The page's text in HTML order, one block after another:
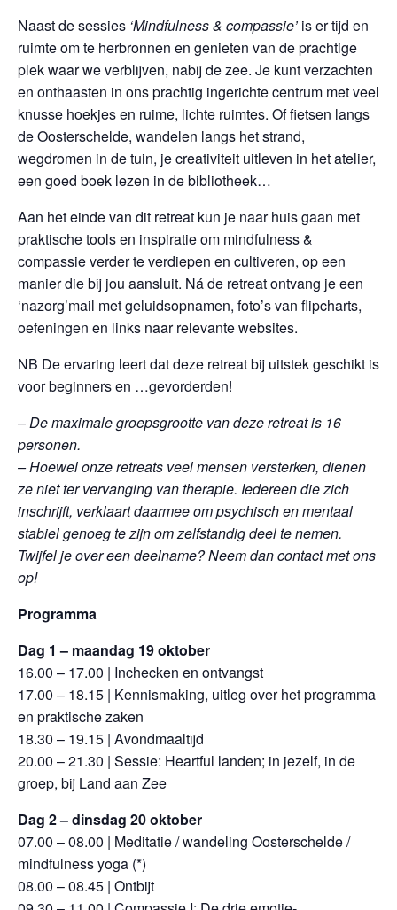
Naast de sessies ‘Mindfulness & compassie’ is er tijd en
ruimte om te herbronnen en genieten van de prachtige
plek waar we verblijven, nabij de zee. Je kunt verzachten
en onthaasten in ons prachtig ingerichte centrum met veel
knusse hoekjes en ruime, lichte ruimtes. Of fietsen langs
de Oosterschelde, wandelen langs het strand,
wegdromen in de tuin, je creativiteit uitleven in het atelier,
een goed boek lezen in de bibliotheek…
Aan het einde van dit retreat kun je naar huis gaan met
praktische tools en inspiratie om mindfulness &
compassie verder te verdiepen en cultiveren, op een
manier die bij jou aansluit. Ná de retreat ontvang je een
‘nazorg’mail met geluidsopnamen, foto’s van flipcharts,
oefeningen en links naar relevante websites.
NB De ervaring leert dat deze retreat bij uitstek geschikt is
voor beginners en …gevorderden!
– De maximale groepsgrootte van deze retreat is 16
personen.
– Hoewel onze retreats veel mensen versterken, dienen
ze niet ter vervanging van therapie. Iedereen die zich
inschrijft, verklaart daarmee om psychisch en mentaal
stabiel genoeg te zijn om zelfstandig deel te nemen.
Twijfel je over een deelname? Neem dan contact met ons
op!
Programma
Dag 1 – maandag 19 oktober
16.00 – 17.00 | Inchecken en ontvangst
17.00 – 18.15 | Kennismaking, uitleg over het programma
en praktische zaken
18.30 – 19.15 | Avondmaaltijd
20.00 – 21.30 | Sessie: Heartful landen; in jezelf, in de
groep, bij Land aan Zee
Dag 2 – dinsdag 20 oktober
07.00 – 08.00 | Meditatie / wandeling Oosterschelde /
mindfulness yoga (*)
08.00 – 08.45 | Ontbijt